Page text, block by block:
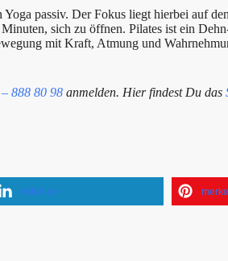
passiv. Der Fokus liegt hierbei auf
sich zu öffnen. Pilates ist ein
mit Kraft, Atmung und
888 80 98 anmelden. Hier findest Du das
mitteilen